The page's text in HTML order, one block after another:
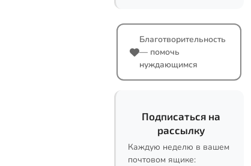
Благотворительность
— помочь
нуждающимся
Подписаться на
рассылку
Каждую неделю в вашем
почтовом ящике: